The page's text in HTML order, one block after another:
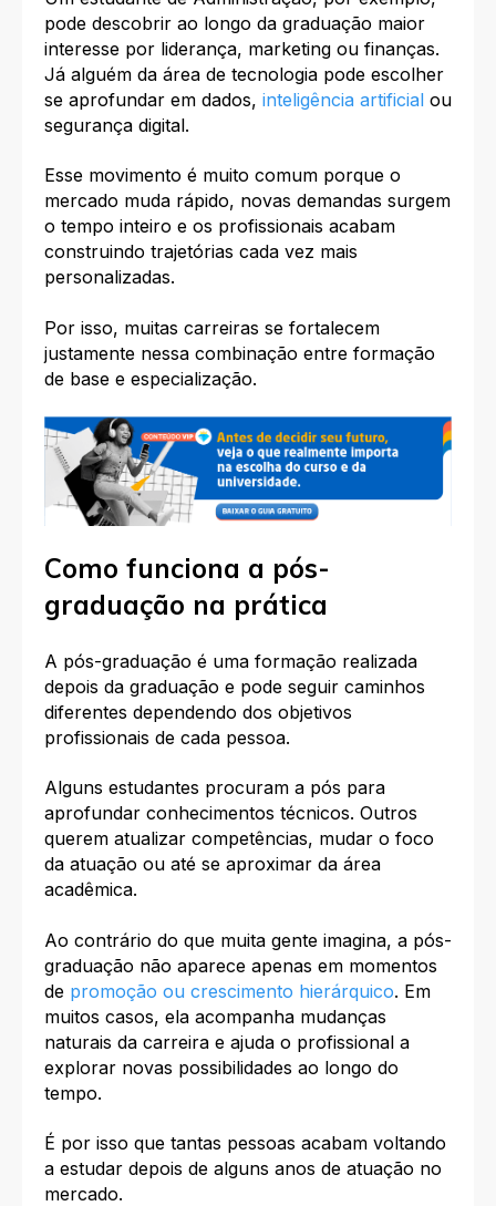
pode descobrir ao longo da graduação maior
interesse por liderança, marketing ou finanças.
Já alguém da área de tecnologia pode escolher
se aprofundar em dados, inteligência artificial ou
segurança digital.
Esse movimento é muito comum porque o
mercado muda rápido, novas demandas surgem
o tempo inteiro e os profissionais acabam
construindo trajetórias cada vez mais
personalizadas.
Por isso, muitas carreiras se fortalecem
justamente nessa combinação entre formação
de base e especialização.
Como funciona a pós-
graduação na prática
A pós-graduação é uma formação realizada
depois da graduação e pode seguir caminhos
diferentes dependendo dos objetivos
profissionais de cada pessoa.
Alguns estudantes procuram a pós para
aprofundar conhecimentos técnicos. Outros
querem atualizar competências, mudar o foco
da atuação ou até se aproximar da área
acadêmica.
Ao contrário do que muita gente imagina, a pós-
graduação não aparece apenas em momentos
de promoção ou crescimento hierárquico. Em
muitos casos, ela acompanha mudanças
naturais da carreira e ajuda o profissional a
explorar novas possibilidades ao longo do
tempo.
É por isso que tantas pessoas acabam voltando
a estudar depois de alguns anos de atuação no
mercado.